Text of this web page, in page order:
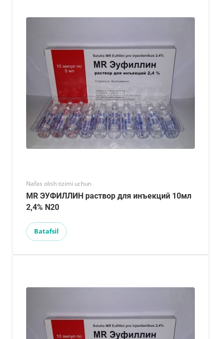
Nafas olish tizimi uchun
MR ЭУФИЛЛИН раствор для инъекций 10мл
2,4% N20
Batafsil